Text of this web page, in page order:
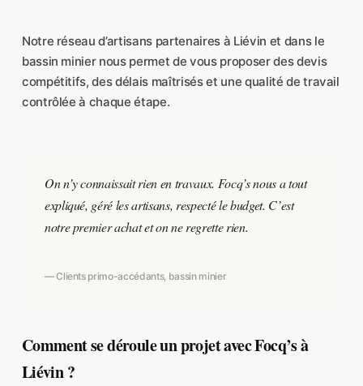
Notre réseau d’artisans partenaires à Liévin et dans le
bassin minier nous permet de vous proposer des devis
compétitifs, des délais maîtrisés et une qualité de travail
contrôlée à chaque étape.
On n’y connaissait rien en travaux. Focq’s nous a tout
expliqué, géré les artisans, respecté le budget. C’est
notre premier achat et on ne regrette rien.
— Clients primo-accédants, bassin minier
Comment se déroule un projet avec Focq’s à
Liévin ?